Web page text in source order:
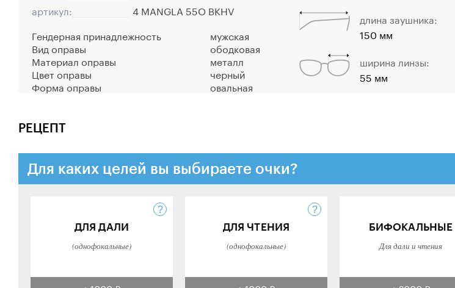
артикул:
4 MANGLA 55O BKHV
Гендерная принадлежность
мужская
Вид оправы
ободковая
Материал оправы
металл
Цвет оправы
черный
Форма оправы
овальная
длина заушника:
150 мм
ширина линзы:
55 мм
РЕЦЕПТ
Для каких целей вы выбираете очки?
ДЛЯ ДАЛИ
(однофокальные)
ДЛЯ ЧТЕНИЯ
(однофокальные)
БИФОКАЛЬНЫЕ
Для дали и чтения